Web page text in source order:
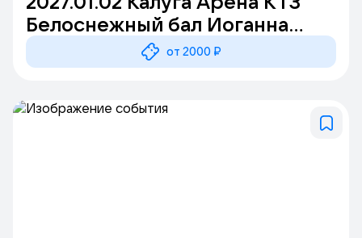
Белоснежный бал Иоганна
Штрауса. CONCORD
ORCHESTRA
от 2000 ₽